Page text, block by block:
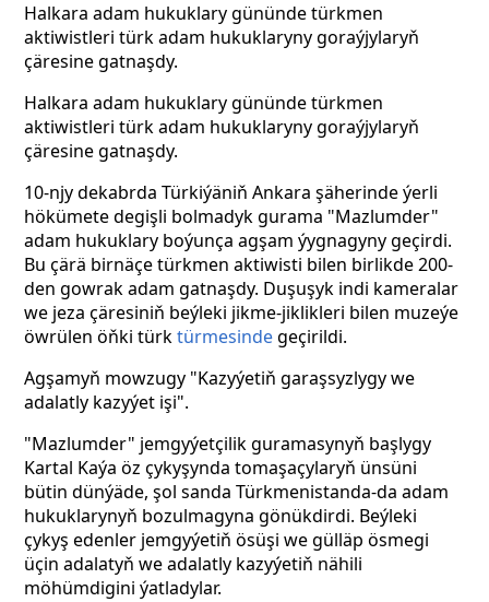
Halkara adam hukuklary gününde türkmen
aktiwistleri türk adam hukuklaryny goraýjylaryň
çäresine gatnaşdy.
Halkara adam hukuklary gününde türkmen
aktiwistleri türk adam hukuklaryny goraýjylaryň
çäresine gatnaşdy.
10-njy dekabrda Türkiýäniň Ankara şäherinde ýerli
hökümete degişli bolmadyk gurama "Mazlumder"
adam hukuklary boýunça agşam ýygnagyny geçirdi.
Bu çärä birnäçe türkmen aktiwisti bilen birlikde 200-
den gowrak adam gatnaşdy. Duşuşyk indi kameralar
we jeza çäresiniň beýleki jikme-jiklikleri bilen muzeýe
öwrülen öňki türktürmesindegeçirildi.
Agşamyň mowzugy "Kazyýetiň garaşsyzlygy we
adalatly kazyýet işi".
"Mazlumder" jemgyýetçilik guramasynyň başlygy
Kartal Kaýa öz çykyşynda tomaşaçylaryň ünsüni
bütin dünýäde, şol sanda Türkmenistanda-da adam
hukuklarynyň bozulmagyna gönükdirdi. Beýleki
çykyş edenler jemgyýetiň ösüşi we gülläp ösmegi
üçin adalatyň we adalatly kazyýetiň nähili
möhümdigini ýatladylar.